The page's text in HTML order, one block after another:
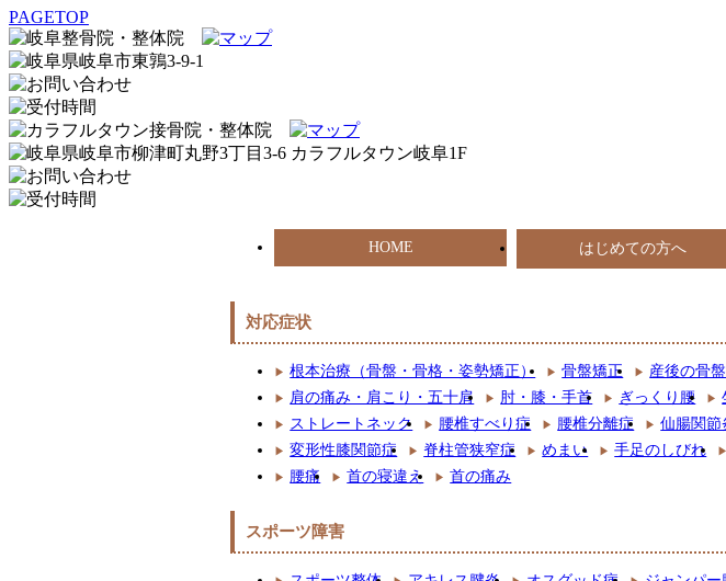
PAGETOP
HOME はじめての方へ
対応症状
根本治療（骨盤・骨格・姿勢矯正） 骨盤矯正 産後の骨
肩の痛み・肩こり・五十肩
肘・膝・手首 ぎっくり腰
ストレートネック
腰椎すべり症 腰椎分離症 仙腸関節
変形性膝関節症
脊柱管狭窄症 めまい 手足のしびれ
腰痛
首の寝違え 首の痛み
スポーツ障害